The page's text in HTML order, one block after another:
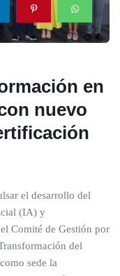
en
nuevo
el desarrollo del
(IA) y
Comité de Gestión por
del
sede la